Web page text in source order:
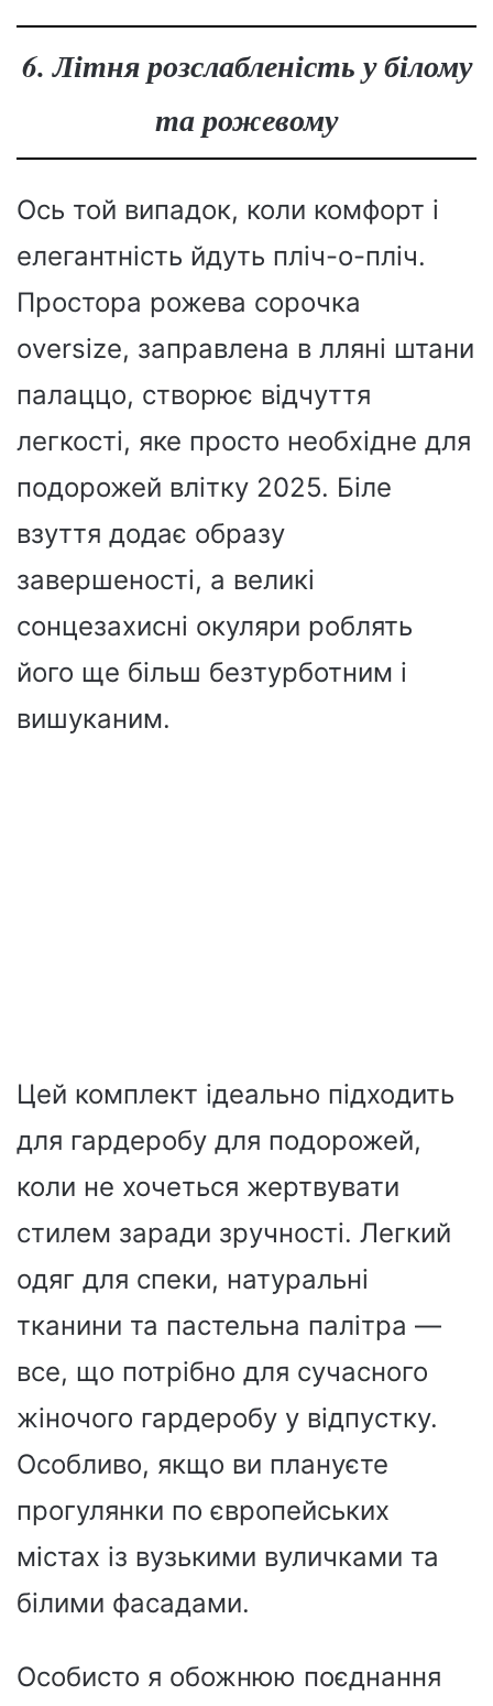
6. Літня розслабленість у білому
та рожевому
Ось той випадок, коли комфорт і
елегантність йдуть пліч-о-пліч.
Простора рожева сорочка
oversize, заправлена в лляні штани
палаццо, створює відчуття
легкості, яке просто необхідне для
подорожей влітку 2025. Біле
взуття додає образу
завершеності, а великі
сонцезахисні окуляри роблять
його ще більш безтурботним і
вишуканим.
Цей комплект ідеально підходить
для гардеробу для подорожей,
коли не хочеться жертвувати
стилем заради зручності. Легкий
одяг для спеки, натуральні
тканини та пастельна палітра —
все, що потрібно для сучасного
жіночого гардеробу у відпустку.
Особливо, якщо ви плануєте
прогулянки по європейських
містах із вузькими вуличками та
білими фасадами.
Особисто я обожнюю поєднання